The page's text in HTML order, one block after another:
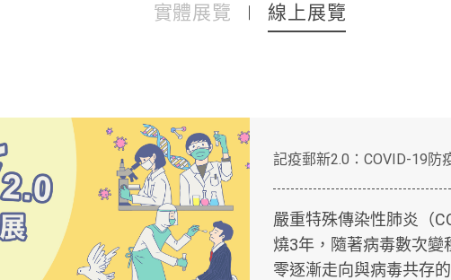
實體展覽 線上展覽
記疫郵新2.0：COVID-19防
嚴重特殊傳染性肺炎（
燒3年，隨著病毒數次
零逐漸走向與病毒共存